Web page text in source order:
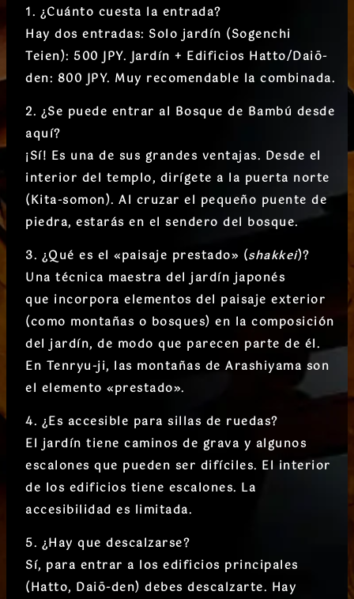
1. ¿Cuánto cuesta la entrada?
Hay dos entradas: Solo jardín (Sogenchi
Teien): 500 JPY.Jardín + Edificios Hatto/Daiō-
den: 800 JPY. Muy recomendable la combinada.
2. ¿Se puede entrar al Bosque de Bambú desde
aquí?
¡Sí! Es una de sus grandes ventajas. Desde el
interior del templo, dirígete a la puerta norte
(Kita-somon). Al cruzar el pequeño puente de
piedra, estarás en el sendero del bosque.
3. ¿Qué es el «paisaje prestado» (shakkei)?
Una técnica maestra del jardín japonés
que incorpora elementos del paisaje exterior
(como montañas o bosques) en la composición
del jardín, de modo que parecen parte de él.
En Tenryu-ji, las montañas de Arashiyama son
el elemento «prestado».
4. ¿Es accesible para sillas de ruedas?
Eljardín tiene caminos de grava y algunos
escalones que pueden ser difíciles. El interior
de los edificios tiene escalones. La
accesibilidad es limitada.
5. ¿Hay que descalzarse?
Sí, para entrar a los edificios principales
(Hatto, Daiō-den) debes descalzarte. Hay